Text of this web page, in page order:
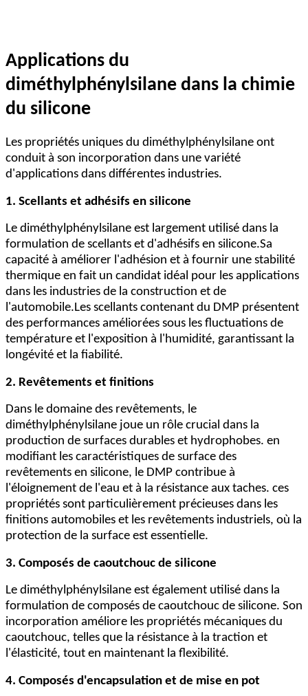
Applications du
diméthylphénylsilane dans la chimie
du silicone
Les propriétés uniques du diméthylphénylsilane ont
conduit à son incorporation dans une variété
d'applications dans différentes industries.
1. Scellants et adhésifs en silicone
Le diméthylphénylsilane est largement utilisé dans la
formulation de scellants et d'adhésifs en silicone.Sa
capacité à améliorer l'adhésion et à fournir une stabilité
thermique en fait un candidat idéal pour les applications
dans les industries de la construction et de
l'automobile.Les scellants contenant du DMP présentent
des performances améliorées sous les fluctuations de
température et l'exposition à l'humidité, garantissant la
longévité et la fiabilité.
2. Revêtements et finitions
Dans le domaine des revêtements, le
diméthylphénylsilane joue un rôle crucial dans la
production de surfaces durables et hydrophobes. en
modifiant les caractéristiques de surface des
revêtements en silicone, le DMP contribue à
l'éloignement de l'eau et à la résistance aux taches. ces
propriétés sont particulièrement précieuses dans les
finitions automobiles et les revêtements industriels, où la
protection de la surface est essentielle.
3. Composés de caoutchouc de silicone
Le diméthylphénylsilane est également utilisé dans la
formulation de composés de caoutchouc de silicone. Son
incorporation améliore les propriétés mécaniques du
caoutchouc, telles que la résistance à la traction et
l'élasticité, tout en maintenant la flexibilité.
4. Composés d'encapsulation et de mise en pot